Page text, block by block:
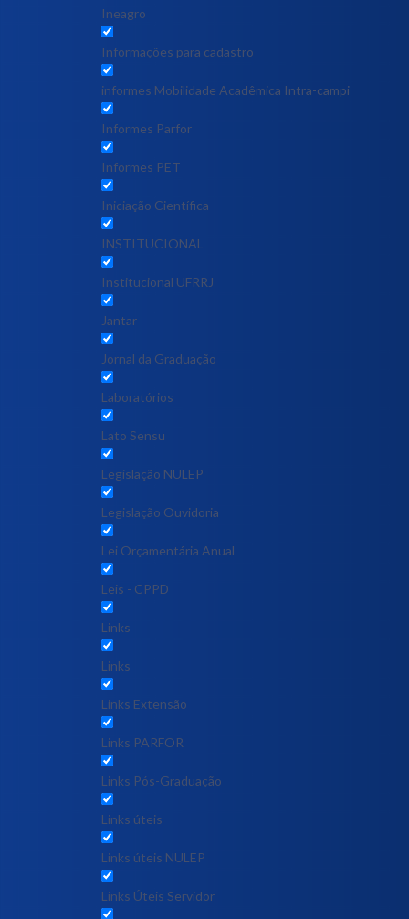
Ineagro
Informações para cadastro
informes Mobilidade Acadêmica Intra-campi
Informes Parfor
Informes PET
Iniciação Científica
INSTITUCIONAL
Institucional UFRRJ
Jantar
Jornal da Graduação
Laboratórios
Lato Sensu
Legislação NULEP
Legislação Ouvidoria
Lei Orçamentária Anual
Leis - CPPD
Links
Links
Links Extensão
Links PARFOR
Links Pós-Graduação
Links úteis
Links úteis NULEP
Links Úteis Servidor